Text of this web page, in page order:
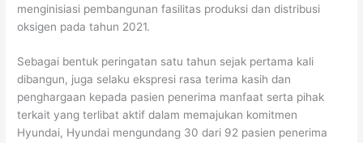
menginisiasi pembangunan fasilitas produksi dan distribusi
oksigen pada tahun 2021.
Sebagai bentuk peringatan satu tahun sejak pertama kali
dibangun, juga selaku ekspresi rasa terima kasih dan
penghargaan kepada pasien penerima manfaat serta pihak
terkait yang terlibat aktif dalam memajukan komitmen
Hyundai, Hyundai mengundang 30 dari 92 pasien penerima